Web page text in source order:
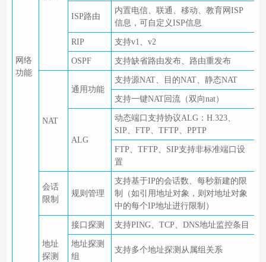
网络
功能
ISP路由
内置电信、联通、移动、教育网ISP
信息，可自定义ISP信息
RIP 支持v1、v2
OSPF 支持缺省路由发布、路由重发布
NAT
通用功能
支持源NAT、目的NAT、静态NAT
支持一键NAT回流（双向nat）
ALG
动态端口支持协议ALG：H.323、
SIP、FTP、TFTP、PPTP
FTP、TFTP、SIP支持非标准端口设
置
会话
限制
规则管理
支持基于IP的会话数、每秒新建的限
制（如引用地址对象，则对地址对象
中的每个IP地址进行限制）
地址
探测
接口探测 支持PING、TCP、DNS地址监控条目
地址探测
组
支持多个地址探测从属组关系